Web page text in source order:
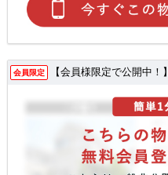
会員限定 【会員様限定で公開中！】